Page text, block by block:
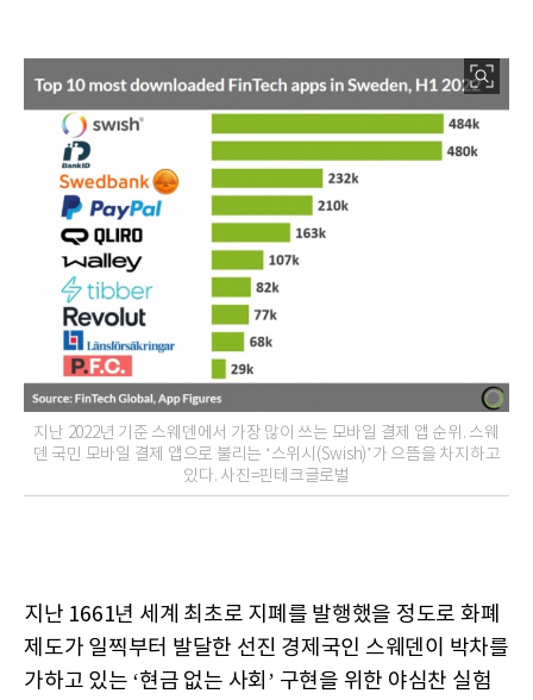
지난 2022년 기준 스웨덴에서 가장 많이 쓰는 모바일 결제 앱 순위. 스웨
덴 국민 모바일 결제 앱으로 불리는 ‘스위시(Swish)’가 으뜸을 차지하고
있다. 사진=핀테크글로벌
지난 1661년 세계 최초로 지폐를 발행했을 정도로 화폐
제도가 일찍부터 발달한 선진 경제국인 스웨덴이 박차를
가하고 있는 ‘현금 없는 사회’ 구현을 위한 야심찬 실험